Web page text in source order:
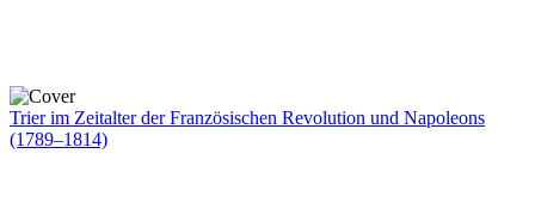
Trier im Zeitalter der Französischen Revolution und Napoleons
(1789–1814)